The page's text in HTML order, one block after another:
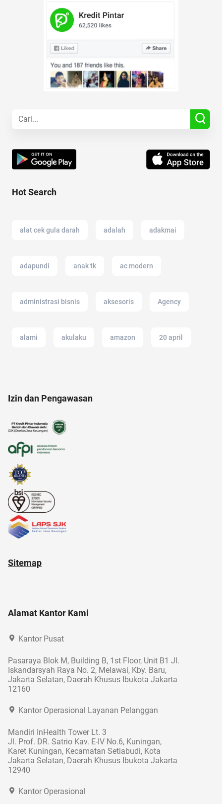
Hot Search
alat cek gula darah adalah adakmai
adapundi anak tk ac modern
administrasi bisnis aksesoris Agency
alami akulaku amazon 20 april
11.11
Izin dan Pengawasan
Sitemap
Alamat Kantor Kami
Kantor Pusat
Pasaraya Blok M, Building B, 1st Floor, Unit B1 Jl.
Iskandarsyah Raya No. 2, Melawai, Kby. Baru,
Jakarta Selatan, Daerah Khusus Ibukota Jakarta
12160
Kantor Operasional Layanan Pelanggan
Mandiri InHealth Tower Lt. 3
Jl. Prof. DR. Satrio Kav. E-IV No.6, Kuningan,
Karet Kuningan, Kecamatan Setiabudi, Kota
Jakarta Selatan, Daerah Khusus Ibukota Jakarta
12940
Kantor Operasional